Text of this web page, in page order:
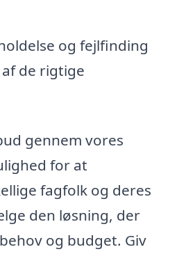
og fejlfinding
de rigtige
gennem vores
for at
fagfolk og deres
den løsning, der
og budget. Giv